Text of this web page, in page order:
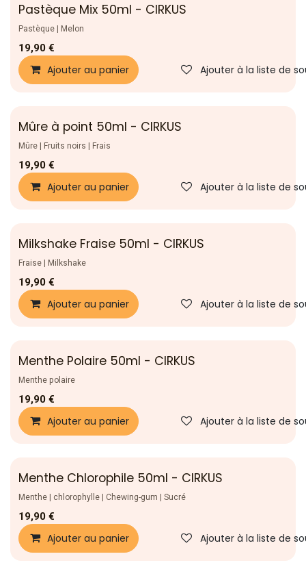
Nouveau !
Pastèque Mix 50ml - CIRKUS
Pastèque | Melon
19,90 €
Ajouter au panier Ajouter à la liste de
Nouveau !
Mûre à point 50ml - CIRKUS
Mûre | Fruits noirs | Frais
19,90 €
Ajouter au panier Ajouter à la liste de
Nouveau !
Milkshake Fraise 50ml - CIRKUS
Fraise | Milkshake
19,90 €
Ajouter au panier Ajouter à la liste de
Nouveau !
Menthe Polaire 50ml - CIRKUS
Menthe polaire
19,90 €
Ajouter au panier Ajouter à la liste de
Nouveau !
Menthe Chlorophile 50ml - CIRKUS
Menthe | chlorophylle | Chewing-gum | Sucré
19,90 €
Ajouter au panier Ajouter à la liste de